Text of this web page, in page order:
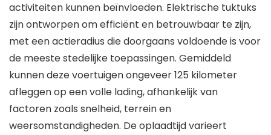
activiteiten kunnen beïnvloeden. Elektrische tuktuks
zijn ontworpen om efficiënt en betrouwbaar te zijn,
met een actieradius die doorgaans voldoende is voor
de meeste stedelijke toepassingen. Gemiddeld
kunnen deze voertuigen ongeveer 125 kilometer
afleggen op een volle lading, afhankelijk van
factoren zoals snelheid, terrein en
weersomstandigheden. De oplaadtijd varieert